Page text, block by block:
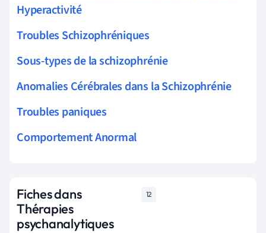
Hyperactivité
Troubles Schizophréniques
Sous-types de la schizophrénie
Anomalies Cérébrales dans la Schizophrénie
Troubles paniques
Comportement Anormal
Fiches dans
Thérapies
psychanalytiques
12